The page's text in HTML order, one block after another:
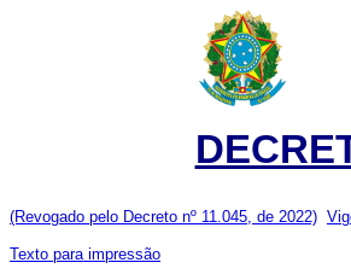
(Revogado pelo Decreto nº 11.045, de 2022)
Texto para impressão